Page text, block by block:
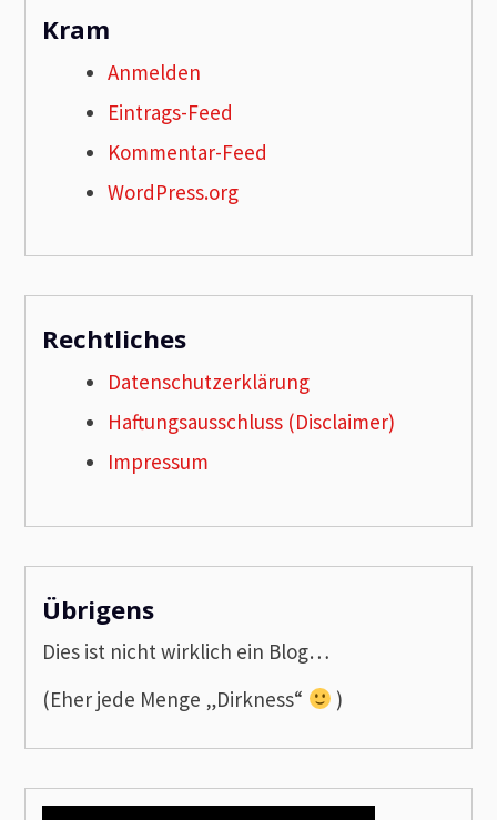
Kram
Anmelden
Eintrags-Feed
Kommentar-Feed
WordPress.org
Rechtliches
Datenschutzerklärung
Haftungsausschluss (Disclaimer)
Impressum
Übrigens
Dies ist nicht wirklich ein Blog…
(Eher jede Menge „Dirkness“
)